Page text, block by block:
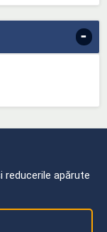
-
reducerile apărute